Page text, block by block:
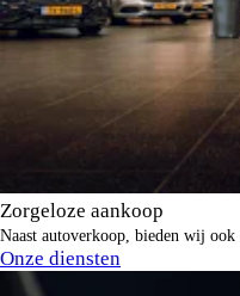
Zorgeloze aankoop
Naast autoverkoop, bieden wij ook
Onze diensten